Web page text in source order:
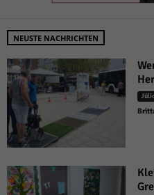
NEUSTE NACHRICHTEN